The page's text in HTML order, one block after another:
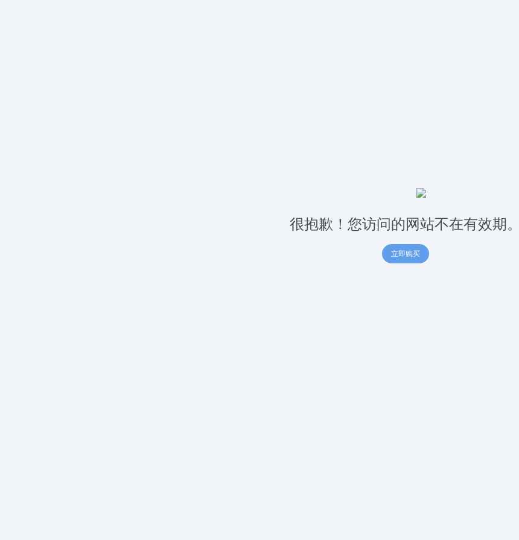
很抱歉！您访问的网站不在有效期。
立即购买